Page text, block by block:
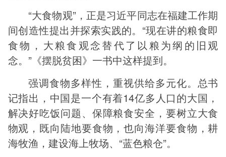
“大食物观”，正是习近平同志在福建工作期
间创造性提出并探索实践的。“现在讲的粮食即
食物，大粮食观念替代了以粮为纲的旧观
念。”《摆脱贫困》一书中这样提到。
强调食物多样性，重视供给多元化。总书
记指出，中国是一个有着14亿多人口的大国，
解决好吃饭问题、保障粮食安全，要树立大食
物观，既向陆地要食物，也向海洋要食物，耕
海牧渔，建设海上牧场、“蓝色粮仓”。